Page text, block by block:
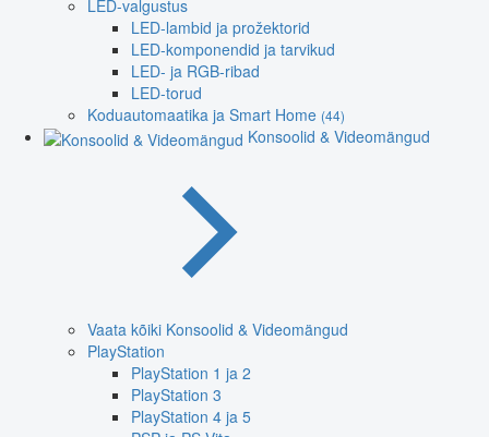
LED-valgustus
LED-lambid ja prožektorid
LED-komponendid ja tarvikud
LED- ja RGB-ribad
LED-torud
Koduautomaatika ja Smart Home (44)
Konsoolid & Videomängud
Vaata kõiki Konsoolid & Videomängud
PlayStation
PlayStation 1 ja 2
PlayStation 3
PlayStation 4 ja 5